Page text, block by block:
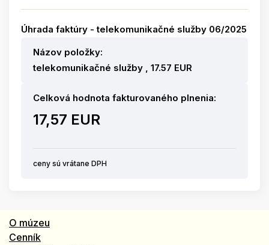
Úhrada faktúry - telekomunikačné služby 06/2025
Názov položky:
telekomunikačné služby , 17.57 EUR
Celková hodnota fakturovaného plnenia:
17,57 EUR
ceny sú vrátane DPH
O múzeu
Cenník